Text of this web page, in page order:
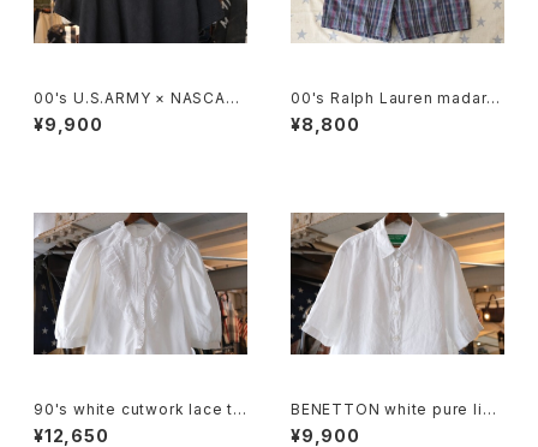
00's U.S.ARMY × NASCAR
embroidered logo black c
otton Tee
¥9,900
00's Ralph Lauren madara
s plaid cotton Shorts
¥8,800
90's white cutwork lace tri
mmed cotton Blouse
¥12,650
BENETTON white pure line
n S/S Shirt
¥9,900